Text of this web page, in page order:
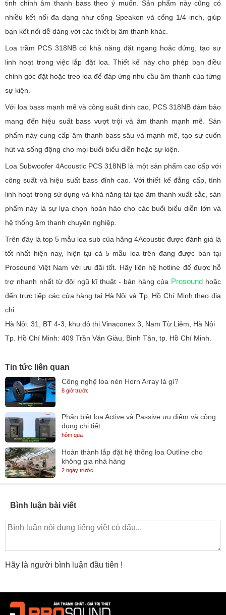
tinh chỉnh âm thanh bass theo ý muốn. Sản phẩm này cũng có
nhiều kết nối đa dạng như cổng Speakon và cổng 1/4 inch, giúp
bạn kết nối dễ dàng với các thiết bị âm thanh khác.
Loa trầm PCS 318NB có khả năng đặt ngang hoặc đứng, tạo sự
linh hoạt trong việc lắp đặt loa. Thiết kế này cho phép bạn điều
chỉnh góc đặt hoặc treo loa để đáp ứng nhu cầu âm thanh của từng
sự kiện.
Với loa bass mạnh mẽ và công suất đỉnh cao, PCS 318NB đảm bảo
mang đến hiệu suất bass vượt trội và âm thanh mạnh mẽ. Sản
phẩm này cung cấp âm thanh bass sâu và mạnh mẽ, tạo sự cuốn
hút và sống động cho mọi buổi biểu diễn hoặc sự kiện.
Loa Subwoofer 4Acoustic PCS 318NB là một sản phẩm cao cấp với
công suất và hiệu suất bass đỉnh cao. Với thiết kế đẳng cấp, tính
linh hoạt trong sử dụng và khả năng tái tạo âm thanh xuất sắc, sản
phẩm này là sự lựa chọn hoàn hảo cho các buổi biểu diễn lớn và
hệ thống âm thanh chuyên nghiệp.
Trên đây là top 5 mẫu loa sub của hãng 4Acoustic được đánh giá là
tốt nhất hiện nay, hiện tại cả 5 mẫu loa trên đang được bán tại
Prosound Việt Nam với ưu đãi tốt. Hãy liên hệ hotline để được hỗ
trợ nhanh nhất từ đội ngũ kĩ thuật - bán hàng của Prosound hoặc
đến trực tiếp các cửa hàng tại Hà Nội và Tp. Hồ Chí Minh theo địa
chỉ:
Hà Nội: 31, BT 4-3, khu đô thị Vinaconex 3, Nam Từ Liêm, Hà Nội
Tp. Hồ Chí Minh: 409 Trần Văn Giàu, Bình Tân, tp. Hồ Chí Minh.
Tin tức liên quan
Công nghệ loa nén Horn Array là gì?
8 giờ trước
Phân biệt loa Active và Passive ưu điểm và công
dụng chi tiết
hôm qua
Hoàn thành lắp đặt hệ thống loa Outline cho
không gia nhà hàng
2 ngày trước
Bình luận bài viết
Hãy là người bình luận đầu tiên !